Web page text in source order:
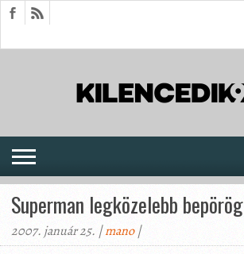
Superman legközelebb bepörög
2007. január 25. |mano|